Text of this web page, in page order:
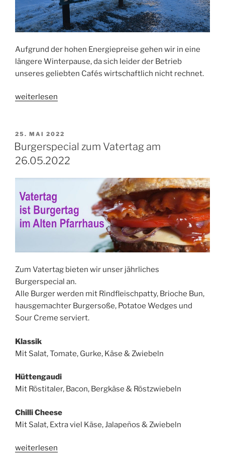
Aufgrund der hohen Energiepreise gehen wir in eine
längere Winterpause, da sich leider der Betrieb
unseres geliebten Cafés wirtschaftlich nicht rechnet.
„Winterpause“
weiterlesen
VERÖFFENTLICHT
AM
25. MAI 2022
Burgerspecial zum Vatertag am
26.05.2022
Zum Vatertag bieten wir unser jährliches
Burgerspecial an.
Alle Burger werden mit Rindfleischpatty, Brioche Bun,
hausgemachter Burgersoße, Potatoe Wedges und
Sour Creme serviert.
Klassik
Mit Salat, Tomate, Gurke, Käse & Zwiebeln
Hüttengaudi
Mit Röstitaler, Bacon, Bergkäse & Röstzwiebeln
Chilli Cheese
Mit Salat, Extra viel Käse, Jalapeños & Zwiebeln
„Burgerspecial
weiterlesen